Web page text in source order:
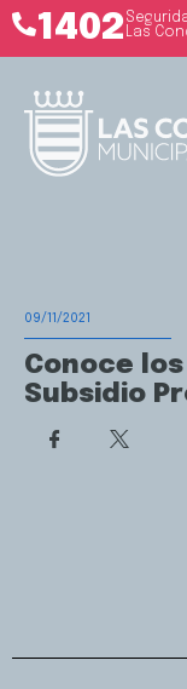
1402 Las
09/11/2021
Conoce
Subsidio